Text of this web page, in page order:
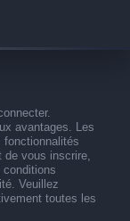
avantages. Les
fonctionnalités
de vous inscrire,
conditions
Veuillez
toutes les